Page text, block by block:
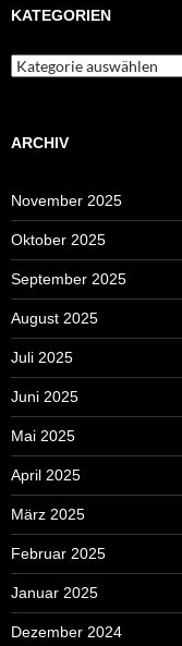
KATEGORIEN
Kategorien
ARCHIV
November 2025
Oktober 2025
September 2025
August 2025
Juli 2025
Juni 2025
Mai 2025
April 2025
März 2025
Februar 2025
Januar 2025
Dezember 2024